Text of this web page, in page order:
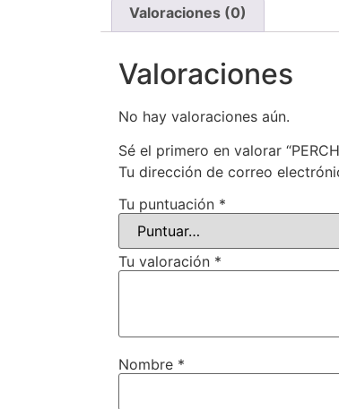
Valoraciones (0)
Valoraciones
No hay valoraciones aún.
Sé el primero en valorar
Tu dirección de correo
Tu puntuación *
Tu valoración *
Nombre *